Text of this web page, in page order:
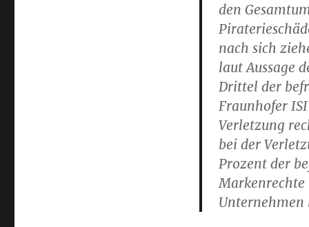
den
nach sich
laut Aussage
Drittel der
Fraunhofer
Verletzung
bei der
Prozent der
Markenrechte
Unternehmen